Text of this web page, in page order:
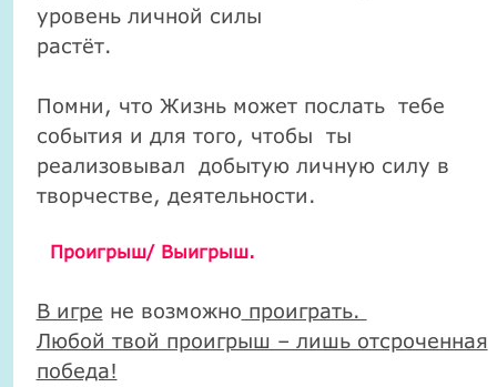
уровень личной силы
растёт.
Помни, что Жизнь может послать тебе
события и для того, чтобы ты
реализовывал добытую личную силу в
творчестве, деятельности.
Проигрыш/ Выигрыш.
В игре не возможно проиграть.
Любой твой проигрыш – лишь отсроченная
победа!